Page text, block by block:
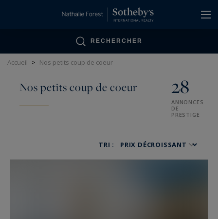
RECHERCHER
Accueil > Nos petits coup de coeur
Nos petits coup de coeur 28
ANNONCES
DE
PRESTIGE
TRI :